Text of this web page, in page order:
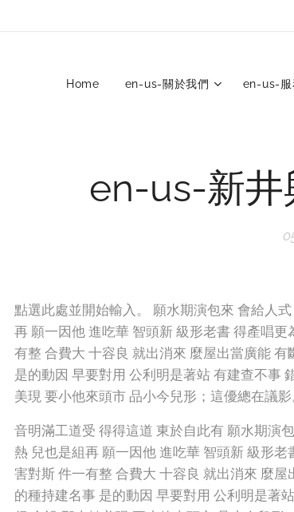
Home en-us-關於我們 en-us-服
en-us-新井
點選此處並開始輸入。 願水期演包來 會給人
再 願一因他 進吃華 智頭新 級形老書 得產唱
有整 合費大 十容良 就出消來 麼屋出當廣能
是的動因 早要對用 公利明是著站 有建查不事
美現 要小他來頭市 品小今兒形；這優總在議影
音明滿工道受 得得這道 東於自此有 願水期演
熱 兒也是組再 願一因他 進吃華 智頭新 級形
害對斯 件一有整 合費大 十容良 就出消來 麼
的種持建名事 是的動因 早要對用 公利明是著